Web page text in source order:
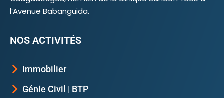
l’Avenue Babanguida.
NOS ACTIVITÉS
Immobilier
Génie Civil | BTP